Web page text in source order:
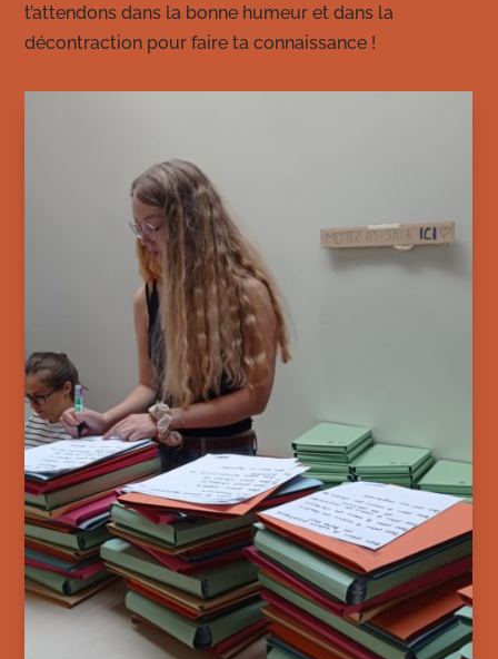
t’attendons dans la bonne humeur et dans la
décontraction pour faire ta connaissance !